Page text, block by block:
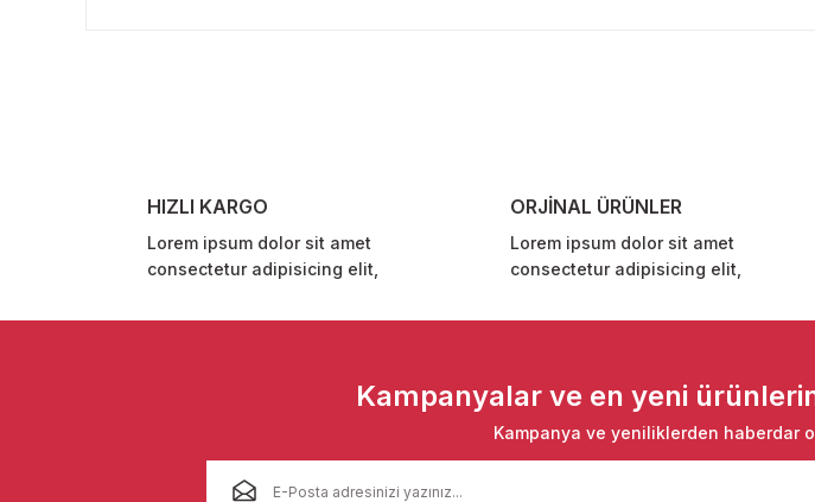
Bu ürüne benzer farklı alternatifler olmalı.
HIZLI KARGO
Lorem ipsum dolor sit amet
consectetur adipisicing elit,
ORJİNAL ÜRÜNLER
Lorem ipsum dolor sit amet
consectetur adipisicing elit,
Kampanyalar ve en yeni
Kampanya ve yeniliklerden haberdar